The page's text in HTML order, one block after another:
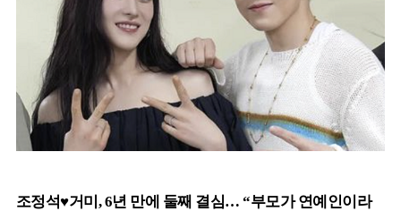
조정석♥거미, 6년 만에 둘째 결심… “부모가 연예인이라